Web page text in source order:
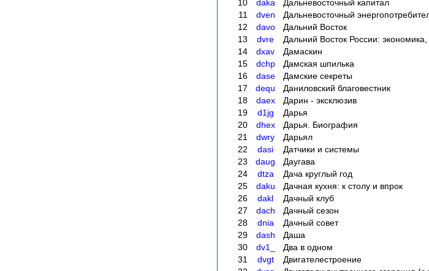
10
daka
Дальневосточный капитал
11
dven
Дальневосточный
12
davo
Дальний Восток
13
dvre
Дальний Восток России:
14
dxav
Дамаскин
15
dchp
Дамская шпилька
16
dase
Дамские секреты
17
dequ
Даниловский благовестник
18
daex
Дарин - эксклюзив
19
d1jg
Дарья
20
dhex
Дарья. Биография
21
dwry
Дарьял
22
dasi
Датчики и системы
23
daug
Даугава
24
dtza
Дача круглый год
25
daku
Дачная кухня: к столу и впрок
26
dakl
Дачный клуб
27
dach
Дачный сезон
28
dnia
Дачный совет
29
dash
Даша
30
dv1_
Два в одном
31
dvgt
Двигателестроение